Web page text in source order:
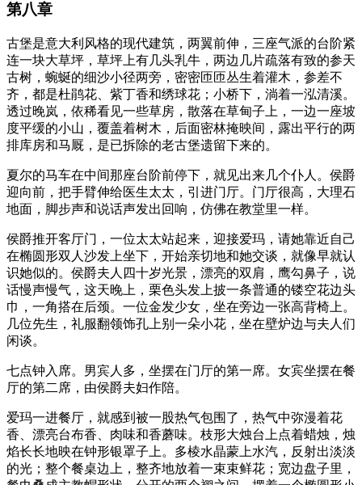
第八章
古堡是意大利风格的现代建筑，两翼前伸，三座气派的台阶紧
连一块大草坪，草坪上有几头乳牛，两边几片疏落有致的参天
古树，蜿蜒的细沙小径两旁，密密匝匝丛生着灌木，参差不
齐，都是杜鹃花、紫丁香和绣球花；小桥下，淌着一泓清溪。
透过晚岚，依稀看见一些草房，散落在草甸子上，一边一座坡
度平缓的小山，覆盖着树木，后面密林掩映间，露出平行的两
排库房和马厩，是已拆除的老古堡遗留下来的。
夏尔的马车在中间那座台阶前停下，就见出来几个仆人。侯爵
迎向前，把手臂伸给医生太太，引进门厅。门厅很高，大理石
地面，脚步声和说话声发出回响，仿佛在教堂里一样。
侯爵推开客厅门，一位太太站起来，迎接爱玛，请她靠近自己
在椭圆形双人沙发上坐下，开始亲切地和她交谈，就像早就认
识她似的。侯爵夫人四十岁光景，漂亮的双肩，鹰勾鼻子，说
话慢声慢气，这天晚上，栗色头发上披一条普通的镂空花边头
巾，一角搭在后颈。一位金发少女，坐在旁边一张高背椅上。
几位先生，礼服翻领饰孔上别一朵小花，坐在壁炉边与夫人们
闲谈。
七点钟入席。男宾人多，坐摆在门厅的第一席。女宾坐摆在餐
厅的第二席，由侯爵夫妇作陪。
爱玛一进餐厅，就感到被一股热气包围了，热气中弥漫着花
香、漂亮台布香、肉味和香蘑味。枝形大烛台上点着蜡烛，烛
焰长长地映在钟形银罩子上。多棱水晶蒙上水汽，反射出淡淡
的光；整个餐桌边上，整齐地放着一束束鲜花；宽边盘子里，